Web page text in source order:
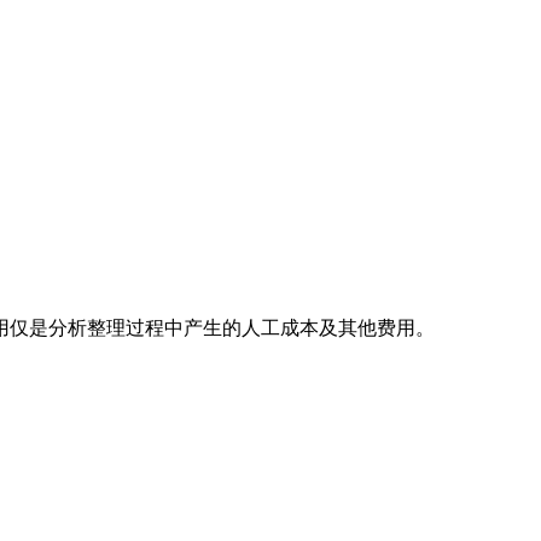
是分析整理过程中产生的人工成本及其他费用。